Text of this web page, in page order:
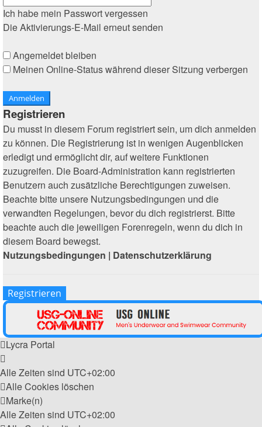
Ich habe mein Passwort vergessen
Die Aktivierungs-E-Mail erneut senden
Angemeldet bleiben
Meinen Online-Status während dieser Sitzung verbergen
Registrieren
Du musst in diesem Forum registriert sein, um dich anmelden
zu können. Die Registrierung ist in wenigen Augenblicken
erledigt und ermöglicht dir, auf weitere Funktionen
zuzugreifen. Die Board-Administration kann registrierten
Benutzern auch zusätzliche Berechtigungen zuweisen.
Beachte bitte unsere Nutzungsbedingungen und die
verwandten Regelungen, bevor du dich registrierst. Bitte
beachte auch die jeweiligen Forenregeln, wenn du dich in
diesem Board bewegst.
Nutzungsbedingungen | Datenschutzerklärung
Registrieren
Lycra Portal
Alle Zeiten sind UTC+02:00
Alle Cookies löschen
Marke(n)
Alle Zeiten sind UTC+02:00